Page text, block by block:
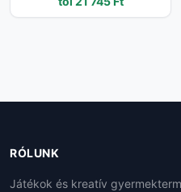
való - 21
RÓLUNK
Játékok és kreatív